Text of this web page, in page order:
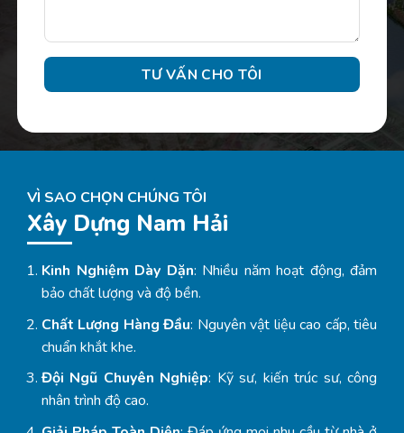
VÌ SAO CHỌN CHÚNG TÔI
Xây Dựng Nam Hải
Kinh Nghiệm Dày Dặn: Nhiều năm hoạt động, đảm
bảo chất lượng và độ bền.
Chất Lượng Hàng Đầu: Nguyên vật liệu cao cấp, tiêu
chuẩn khắt khe.
Đội Ngũ Chuyên Nghiệp: Kỹ sư, kiến trúc sư, công
nhân trình độ cao.